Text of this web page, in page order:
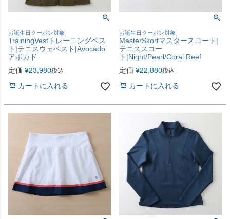
お誕生日クーポン対象
TrainingVestトレーニングベス
ト|テニスウェベスト|Avocado
アボカド
定価 ¥23,980税込
カートに入れる
お誕生日クーポン対象
MasterSkortマスタースコート|
テニススコー
ト|Night/Pearl/Coral Reef
定価 ¥22,880税込
カートに入れる